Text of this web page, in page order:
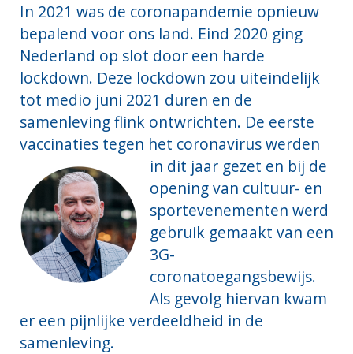
In 2021 was de coronapandemie opnieuw
bepalend voor ons land. Eind 2020 ging
Nederland op slot door een harde
lockdown. Deze lockdown zou uiteindelijk
tot medio juni 2021 duren en de
samenleving flink ontwrichten. De eerste
vaccinaties tegen het coronavirus werden
in dit jaar gezet en bij de
opening van cultuur- en
sportevenementen werd
gebruik gemaakt van een
3G-
coronatoegangsbewijs.
Als gevolg hiervan kwam
er een pijnlijke verdeeldheid in de
samenleving.